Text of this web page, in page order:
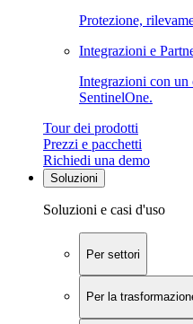
Protezione,
Integrazioni e
Integrazioni con un
SentinelOne.
Tour dei prodotti
Prezzi e pacchetti
Richiedi una demo
Soluzioni
Soluzioni e casi d'uso
Per settori
Per la